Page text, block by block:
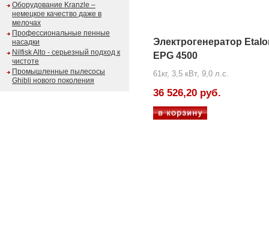
Оборудование Kranzle –
немецкое качество даже в
мелочах
Профессиональные пенные
насадки
Nilfisk Alto - серьезный подход к
чистоте
Промышленные пылесосы
Ghibli нового поколения
Электрогенератор
EPG 4500
61кг, 3,5 кВт, 9,0 л.с.
36 526,20 руб.